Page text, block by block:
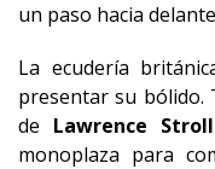
un paso hacia
La ecudería
presentar su bólido.
de Lawrence Stroll
monoplaza para